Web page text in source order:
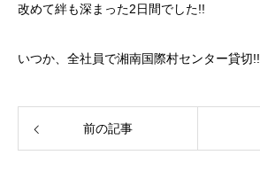
改めて絆も深まった2日間でした!!
いつか、全社員で湘南国際村センター貸切!!
前の記事